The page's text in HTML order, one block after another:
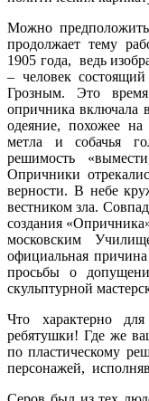
Можно
продолжает тему
1905 года, ведь
– человек
Грозным. Это время
опричника включала
одеяние, похожее
метла и собачья
решимость
Опричники
верности. В небе
вестником зла.
создания
московским
официальная
просьбы о
скульптурной
Что характерно
ребятушки! Где же
по пластическому
персонажей,